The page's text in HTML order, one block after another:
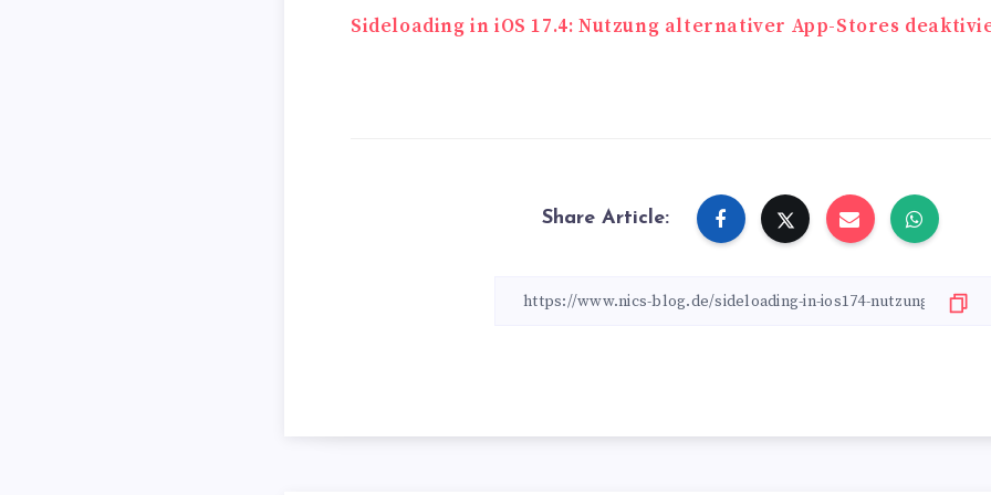
Beitragsnavigation
Sideloading in iOS 17.4: Nutzung alternativer App-Stores
Share Article: